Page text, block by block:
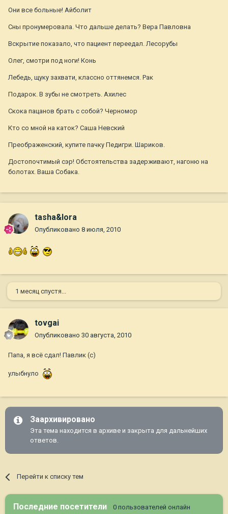
Они все больные! Айболит
Сны пронумеровала. Что дальше делать? Вера Павловна
Вскрытие показало, что пациент переедал. Лесорубы
Олег, смотри под ноги! Конь
Лебедь, щуку захвати, классно оттянемся. Рак
Подарок. В зубы не смотреть. Ахилес
Скока пацанов брать с собой? Черномор
Кто со мной на каток? Саша Невский
Преображенский, купите пачку Педигри. Шариков.
Достопочтимый сэр! Обстоятельства задерживают, нагоню на
болотах. Ваша Собака.
tasha&lora
Опубликовано 8 июля, 2010
1 месяц спустя...
tovgai
Опубликовано 30 августа, 2010
Папа, я всё сдал! Павлик (с)
улыбнуло
Заархивировано
Эта тема находится в архиве и закрыта для дальнейших
ответов.
Перейти к списку тем
Последние посетители 0 пользователей онлайн